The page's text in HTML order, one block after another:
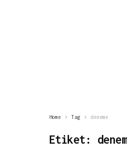
Home Tag deneme
Etiket: